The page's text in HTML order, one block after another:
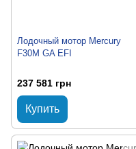
Лодочный мотор Mercury
F30M GA EFI
237 581 грн
Купить